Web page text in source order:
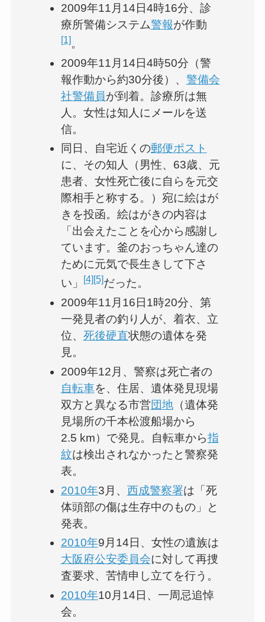
2009年11月14日4時16分、診
療所警備システム警報が作動
[1]。
2009年11月14日4時50分（警
報作動から約30分後）、 警備会
社警備員が到着。診療所は無
人。女性は知人にメールを送
信。
同日、自宅近くの郵便ポスト
に、その知人（男性、63歳、元
患者、女性死亡後に自らを元交
際相手と称する。）宛に絵はが
きを投函。絵はがきの内容は
「出会えたことを心から感謝し
ています。釜のおっちゃん達の
ために元気で長生きして下さ
い」
[4] [5]だった。
2009年11月16日1時20分、第
一発見者の釣り人が、着衣、立
位、 死後硬直状態の遺体を発
見。
2009年12月、警察は死亡者の
自転車を、住居、遺体発見現場
双方と異なる市営団地（遺体発
見場所の千本松渡船場から
2.5 km）で発見。自転車から指
紋は検出されなかったと警察発
表。
2010年3月、 西成警察署は「死
体頭部の傷は生存中のもの」と
発表。
2010年9月14日、女性の遺族は
大阪府公安委員会に対して再捜
査要求、苦情申し立てを行う。
2010年10月14日、一周忌追悼
会。